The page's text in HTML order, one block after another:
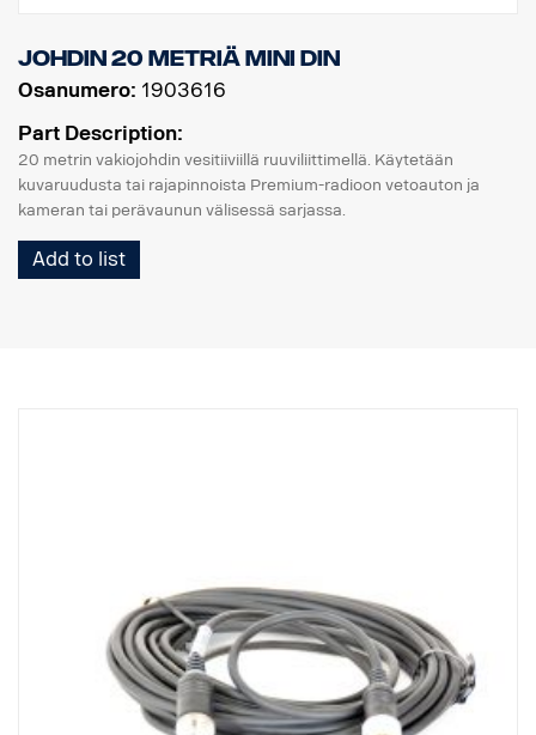
Johdin 20 metriä MINI DIN
Osanumero: 1903616
Part Description:
20 metrin vakiojohdin vesitiiviillä ruuviliittimellä. Käytetään
kuvaruudusta tai rajapinnoista Premium-radioon vetoauton ja
kameran tai perävaunun välisessä sarjassa.
Add to list